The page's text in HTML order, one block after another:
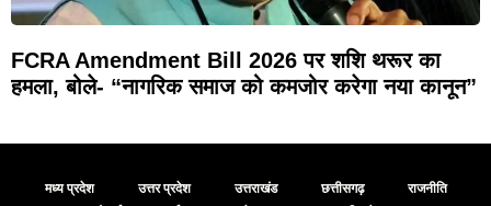
FCRA Amendment Bill 2026 पर शशि थरूर का
हमला, बोले- “नागरिक समाज को कमजोर करेगा नया कानून”
मध्य प्रदेश उत्तर प्रदेश उत्तराखंड छत्तीसगढ़
राजनीति